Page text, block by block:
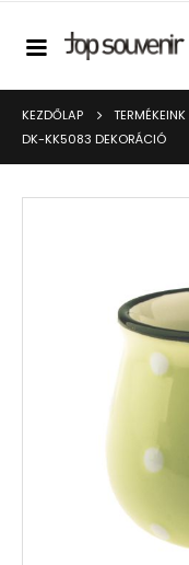
KEZDŐLAP TERMÉKEINK
DK-KK5083 DEKORÁCIÓ